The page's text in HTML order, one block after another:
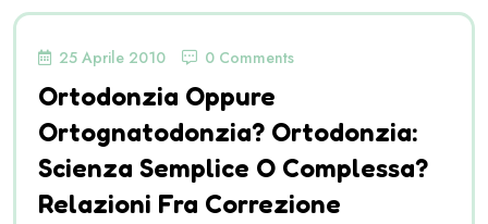
25 Aprile 2010 0 Comments
Ortodonzia Oppure
Ortognatodonzia? Ortodonzia:
Scienza Semplice O Complessa?
Relazioni Fra Correzione